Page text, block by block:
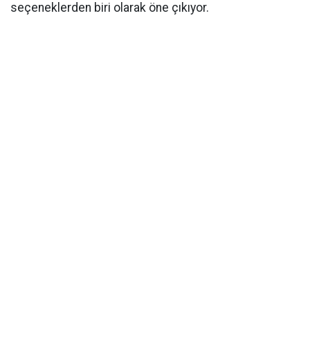
seçeneklerden biri olarak öne çıkıyor.